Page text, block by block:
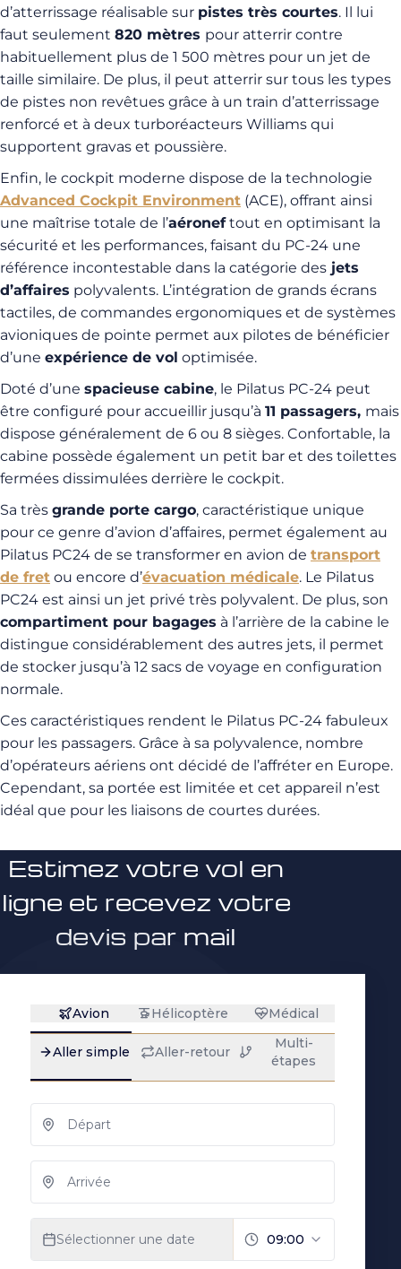
d’atterrissage réalisable sur pistes très courtes. Il lui
faut seulement 820 mètres pour atterrir contre
habituellement plus de 1 500 mètres pour un jet de
taille similaire. De plus, il peut atterrir sur tous les types
de pistes non revêtues grâce à un train d’atterrissage
renforcé et à deux turboréacteurs Williams qui
supportent gravas et poussière.
Enfin, le cockpit moderne dispose de la technologie
Advanced Cockpit Environment (ACE), offrant ainsi
une maîtrise totale de l’aéroneftout en optimisant la
sécurité et les performances, faisant du PC-24 une
référence incontestable dans la catégorie des jets
d’affaires polyvalents. L’intégration de grands écrans
tactiles, de commandes ergonomiques et de systèmes
avioniques de pointe permet aux pilotes de bénéficier
d’une expérience de vol optimisée.
Doté d’une spacieuse cabine, le Pilatus PC-24 peut
être configuré pour accueillir jusqu’à 11 passagers, mais
dispose généralement de 6 ou 8 sièges. Confortable, la
cabine possède également un petit bar et des toilettes
fermées dissimulées derrière le cockpit.
Sa très grande porte cargo, caractéristique unique
pour ce genre d’avion d’affaires, permet également au
Pilatus PC24 de se transformer en avion de transport
de fret ou encore d’évacuation médicale. Le Pilatus
PC24 est ainsi un jet privé très polyvalent. De plus, son
compartiment pour bagages à l’arrière de la cabine le
distingue considérablement des autres jets, il permet
de stocker jusqu’à 12 sacs de voyage en configuration
normale.
Ces caractéristiques rendent le Pilatus PC-24 fabuleux
pour les passagers. Grâce à sa polyvalence, nombre
d’opérateurs aériens ont décidé de l’affréter en Europe.
Cependant, sa portée est limitée et cet appareil n’est
idéal que pour les liaisons de courtes durées.
Estimez votre vol en
ligne et recevez votre
devis par mail